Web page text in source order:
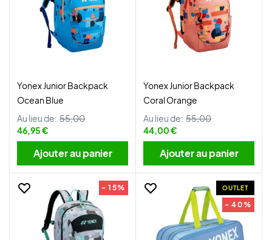
Yonex Junior Backpack
Ocean Blue
Au lieu de: 55,00
46,95 €
Ajouter au panier
Yonex Junior Backpack
Coral Orange
Au lieu de: 55,00
44,00 €
Ajouter au panier
- 15% OUTLET
- 40%